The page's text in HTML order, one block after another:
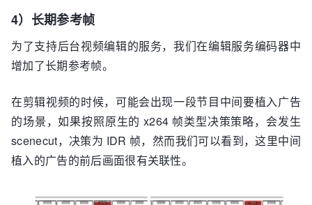
4）长期参考帧
为了支持后台视频编辑的服务，我们在编辑服务编码器中
增加了长期参考帧。
在剪辑视频的时候，可能会出现一段节目中间要植入广告
的场景，如果按照原生的 x264 帧类型决策策略，会发生
scenecut，决策为 IDR 帧，然而我们可以看到，这里中间
植入的广告的前后画面很有关联性。